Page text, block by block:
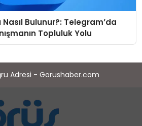
Bulunur?: Telegram’da
Topluluk Yolu
Adresi - Gorushaber.com